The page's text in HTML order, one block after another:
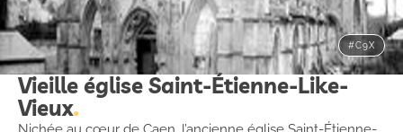
#C9X
Vieille église Saint-Étienne-Like-
Vieux